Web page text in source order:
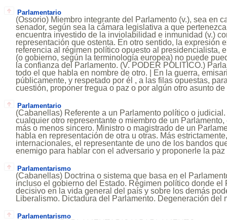
Parlamentario
(Ossorio) Miembro integrante del Parlamento (v.), sea en
senador, según sea la cámara legislativa a que
encuentra investido de la inviolabilidad e inmunidad (v.)
representación que ostenta. En otro sentido, la expresión
referencia al régimen político opuesto al presidencialista,
(o gobierno, según la terminología europea) no puede
la confianza del Parlamento. (V. PODER POLITICO.)
todo el que habla en nombre de otro. | En la guerra,
públicamente, y respetado por él , a las filas opuestas,
cuestión, proponer tregua o paz o por algún otro asunto
Parlamentario
(Cabanellas) Referente a un Parlamento político o
cualquier otro representante o miembro de un
más o menos sincero. Ministro o magistrado de un
habla en representación de otra u otras. Más
internacionales, el representante de uno de los bandos
enemigo para hablar con el adversario y proponerle la
Parlamentarismo
(Cabanellas) Doctrina o sistema que basa en el
incluso el gobierno del Estado. Régimen político donde el
decisivo en la vida general del país y sobre los demás
Liberalismo. Dictadura del Parlamento. Degeneración del
Parlamentarismo